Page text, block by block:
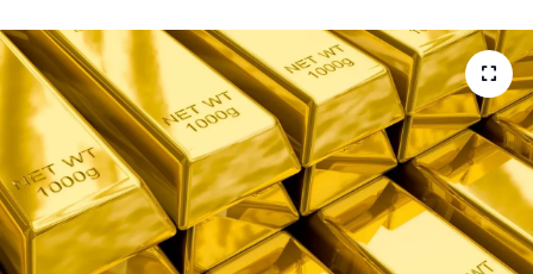
SAĞLIK
SPOR
TEKNOLOJİ
YAŞAM